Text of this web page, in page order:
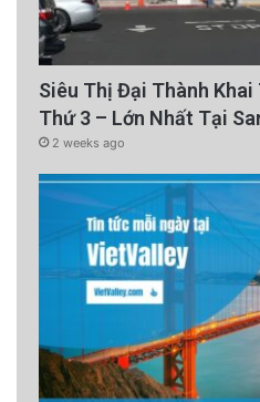
Siêu Thị Đại Thành Khai
Thứ 3 – Lớn Nhất Tại
2 weeks ago